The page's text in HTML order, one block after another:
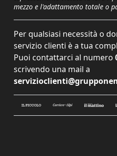
mezzo e l'adattamento totale o
Per qualsiasi necessità o
servizio clienti è a tua
Puoi contattarci al numero
scrivendo una mail a